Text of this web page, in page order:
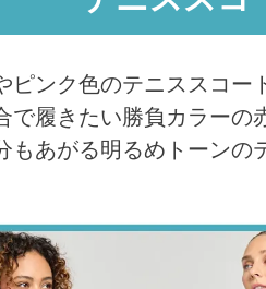
ピンク色のテニススコー
で履きたい勝負カラーの
もあがる明るめトーンの